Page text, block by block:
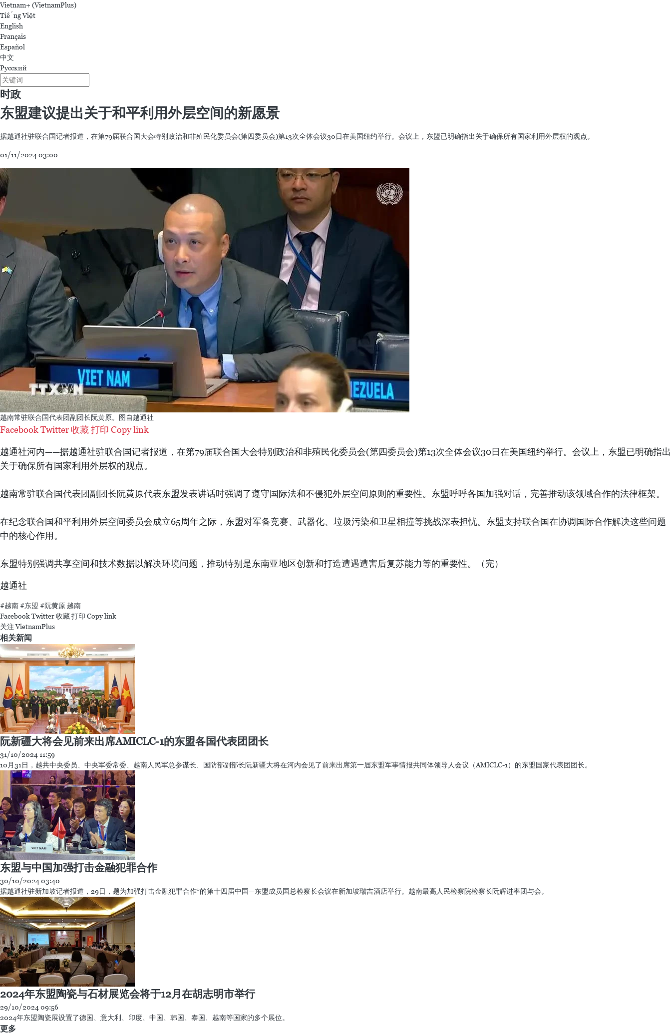
Vietnam+ (VietnamPlus)
Tiếng Việt
English
Français
Español
中文
Русский
时政
东盟建议提出关于和平利用外层空间的新愿景
据越通社驻联合国记者报道，在第79届联合国大会特别政治和非殖民化委员会(第四委员会)第13次全体会议30日在美国纽约举行。会议上，东盟已明确指出关于确保所有国家利用外层权的观点。
01/11/2024 03:00
越南常驻联合国代表团副团长阮黄原。图自越通社
FacebookTwitter收藏 打印 Copy link
越通社河内——据越通社驻联合国记者报道，在第79届联合国大会特别政治和非殖民化委员会(第四委员会)第13次全体会议30日在美国纽约举行。会议上，东盟已明确指出
关于确保所有国家利用外层权的观点。
越南常驻联合国代表团副团长阮黄原代表东盟发表讲话时强调了遵守国际法和不侵犯外层空间原则的重要性。东盟呼呼各国加强对话，完善推动该领域合作的法律框架。
在纪念联合国和平利用外层空间委员会成立65周年之际，东盟对军备竞赛、武器化、垃圾污染和卫星相撞等挑战深表担忧。东盟支持联合国在协调国际合作解决这些问题
中的核心作用。
东盟特别强调共享空间和技术数据以解决环境问题，推动特别是东南亚地区创新和打造遭遇遭害后复苏能力等的重要性。（完）
越通社
#越南 #东盟 #阮黄原 越南
Facebook Twitter收藏打印 Copy link
关注 VietnamPlus
相关新闻
阮新疆大将会见前来出席AMICLC-1的东盟各国代表团团长
31/10/2024 11:59
10月31日，越共中央委员、中央军委常委、越南人民军总参谋长、国防部副部长阮新疆大将在河内会见了前来出席第一届东盟军事情报共同体领导人会议（AMICLC-1）的东盟国家代表团团长。
东盟与中国加强打击金融犯罪合作
30/10/2024 03:40
据越通社驻新加坡记者报道，29日，题为加强打击金融犯罪合作”的第十四届中国—东盟成员国总检察长会议在新加坡瑞吉酒店举行。越南最高人民检察院检察长阮辉进率团与会。
2024年东盟陶瓷与石材展览会将于12月在胡志明市举行
29/10/2024 09:56
2024年东盟陶瓷展设置了德国、意大利、印度、中国、韩国、泰国、越南等国家的多个展位。
更多